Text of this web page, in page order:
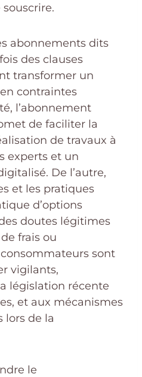
abonnements dits
des clauses
transformer un
contraintes
l’abonnement
de faciliter la
de travaux à
experts et un
De l’autre,
et les pratiques
d’options
doutes légitimes
frais ou
sont
vigilants,
législation récente
et aux mécanismes
lors de la
le